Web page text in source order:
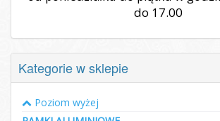
do 17.00
Kategorie w sklepie
Poziom wyżej